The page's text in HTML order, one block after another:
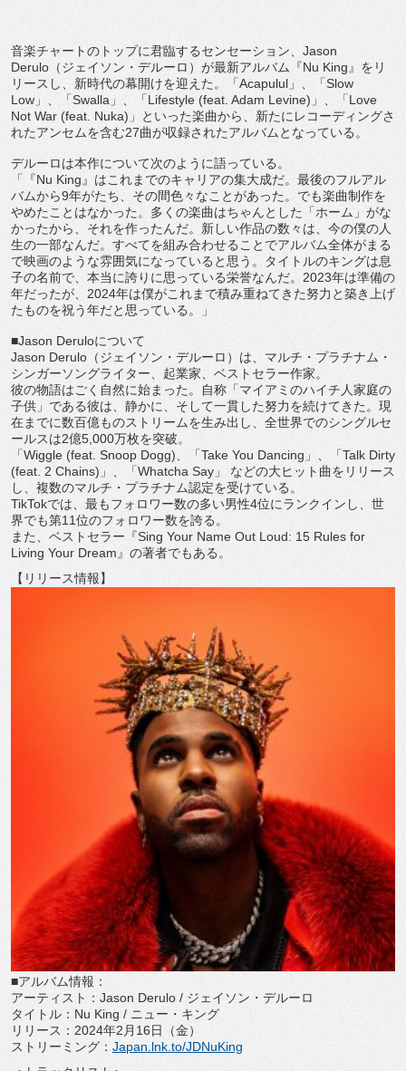
音楽チャートのトップに君臨するセンセーション、Jason
Derulo（ジェイソン・デルーロ）が最新アルバム『Nu King』をリ
リースし、新時代の幕開けを迎えた。「Acapulul」、「Slow
Low」、「Swalla」、「Lifestyle (feat. Adam Levine)」、「Love
Not War (feat. Nuka)」といった楽曲から、 新たにレコーディングさ
れたアンセムを含む27曲が収録されたアルバムとなっている。
デルーロは本作について次のように語っている。
「『Nu King』はこれまでのキャリアの集大成だ。 最後のフルアル
バムから9年がたち、その間色々なことがあった。 でも楽曲制作を
やめたことはなかった。 多くの楽曲はちゃんとした「ホーム」がな
かったから、 それを作ったんだ。新しい作品の数々は、 今の僕の人
生の一部なんだ。 すべてを組み合わせることでアルバム全体がまる
で映画のような雰囲気になっていると思う。タイトルのキングは息
子の名前で、 本当に誇りに思っている栄誉なんだ。 2023年は準備の
年だったが、 2024年は僕がこれまで積み重ねてきた努力と築き上げ
たものを祝う年だと思っている。」
■Jason Deruloについて
Jason Derulo（ジェイソン・デルーロ）は、マルチ・プラチナム・
シンガーソングライター、起業家、ベストセラー作家。
彼の物語はごく自然に始まった。自称「マイアミのハイチ人家庭の
子供」である彼は、静かに、 そして一貫した努力を続けてきた。 現
在までに数百億ものストリームを生み出し、 全世界でのシングルセ
ールスは2億5,000万枚を突破。
「Wiggle (feat. Snoop Dogg)、「Take You Dancing」、「Talk Dirty
(feat. 2 Chains)」、「Whatcha Say」 などの大ヒット曲をリリース
し、複数のマルチ・ プラチナム認定を受けている。
TikTokでは、 最もフォロワー数の多い男性4位にランクインし、 世
界でも第11位のフォロワー数を誇る。
また、ベストセラー『Sing Your Name Out Loud: 15 Rules for
Living Your Dream』の著者でもある。
【リリース情報】
■アルバム情報：
アーティスト：Jason Derulo / ジェイソン・デルーロ
タイトル：Nu King / ニュー・キング
リリース：2024年2月16日（金）
ストリーミング： Japan.lnk.to/JDNuKing